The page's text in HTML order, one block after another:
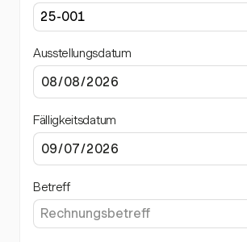
Ausstellungsdatum
Fälligkeitsdatum
Betreff